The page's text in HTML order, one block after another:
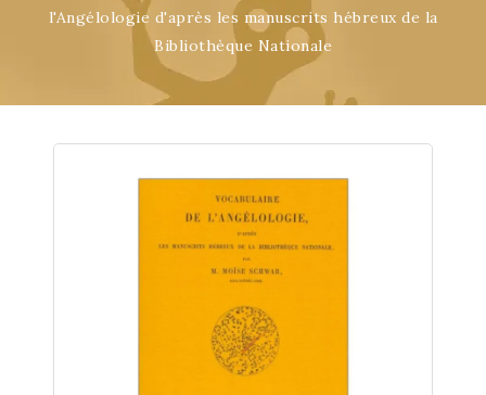
l'Angélologie d'après les manuscrits hébreux de la
Bibliothèque Nationale